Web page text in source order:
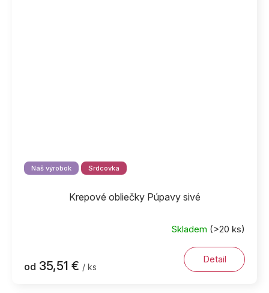
Náš výrobok Srdcovka
Krepové obliečky Púpavy sivé
Skladem (>20 ks)
od 35,51 € / ks
Detail